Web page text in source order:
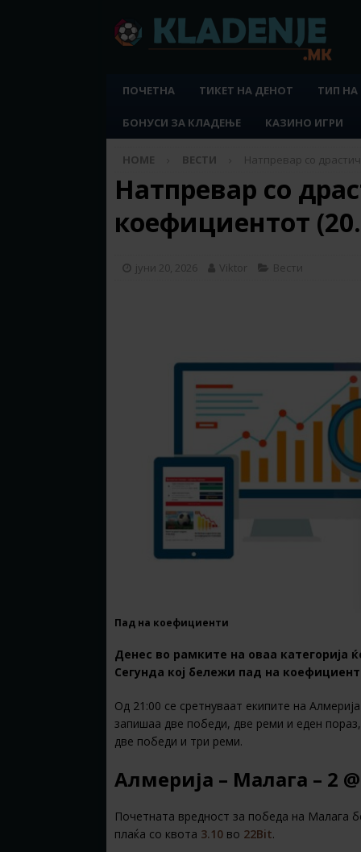
ПОЧЕТНА ТИКЕТ НА ДЕНОТ ТИП
БОНУСИ ЗА КЛАДЕЊЕ КАЗИНО ИГРИ
HOME ВЕСТИ Натпревар со
Натпревар со
коефициентот
јуни 20, 2026 Viktor Вести
Пад на коефициенти
Денес во рамките на оваа категорија
Сегунда кој бележи пад на
Од 21:00 се сретнуваат екипите на
запишаа две победи, две реми и еден
две победи и три реми.
Алмерија – Малага – 2
Почетната вредност за победа на Малага
плаќа со квота 3.10 во 22Bit.